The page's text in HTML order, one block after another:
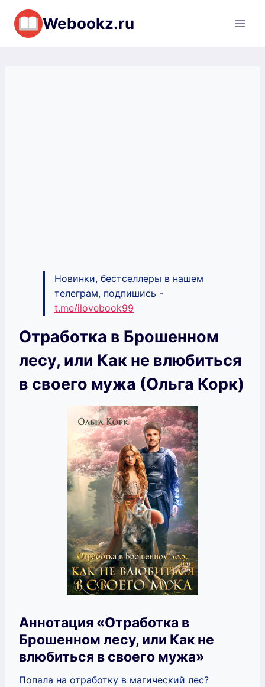
Перейти
содержимому
Webookz.ru
Новинки, бестселлеры в нашем
телеграм, подпишись -
t.me/ilovebook99
Отработка в Брошенном
лесу, или Как не влюбиться
в своего мужа (Ольга Корк)
Аннотация «Отработка в
Брошенном лесу, или Как не
влюбиться в своего мужа»
Попала на отработку в магический лес?